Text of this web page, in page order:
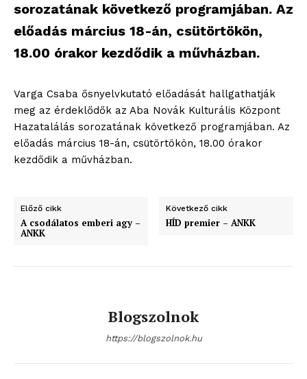
sorozatának következő programjában. Az
előadás március 18-án, csütörtökön,
18.00 órakor kezdődik a művházban.
Varga Csaba ősnyelvkutató előadását hallgathatják
meg az érdeklődők az Aba Novák Kulturális Központ
Hazatalálás sorozatának következő programjában. Az
előadás március 18-án, csütörtökön, 18.00 órakor
kezdődik a művházban.
Előző cikk
A csodálatos emberi agy –
ANKK
Következő cikk
HÍD premier – ANKK
Blogszolnok
https://blogszolnok.hu